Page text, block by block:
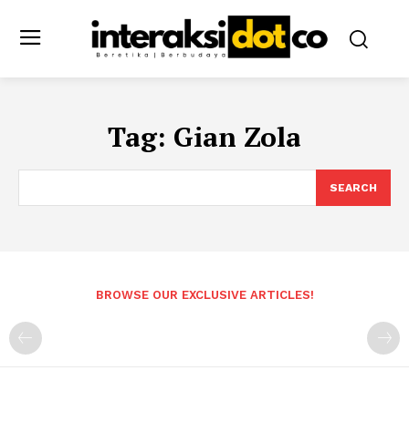
Tag: Gian Zola
SEARCH
BROWSE OUR EXCLUSIVE ARTICLES!